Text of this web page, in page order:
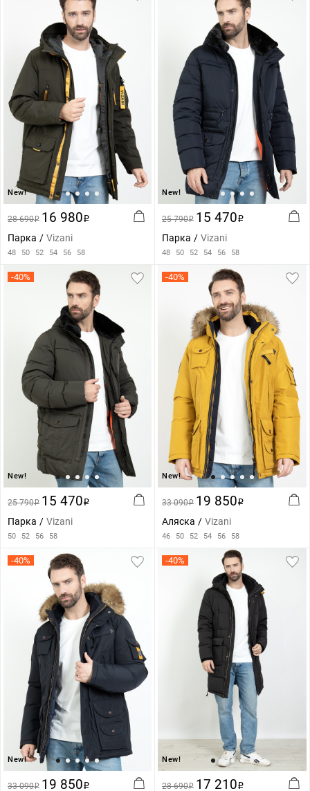
New!
28 690i 16 980i
Парка Vizani
48 50 52 54 56 58
New!
25 790i 15 470i
Парка Vizani
48 50 52 54 56 58
-40%
New!
25 790i 15 470i
Парка Vizani
50 52 56 58
-40%
New!
33 090i 19 850i
Аляска Vizani
46 50 52 54 56 58
-40%
New!
33 090i 19 850i
-40%
New!
28 690i 17 210i